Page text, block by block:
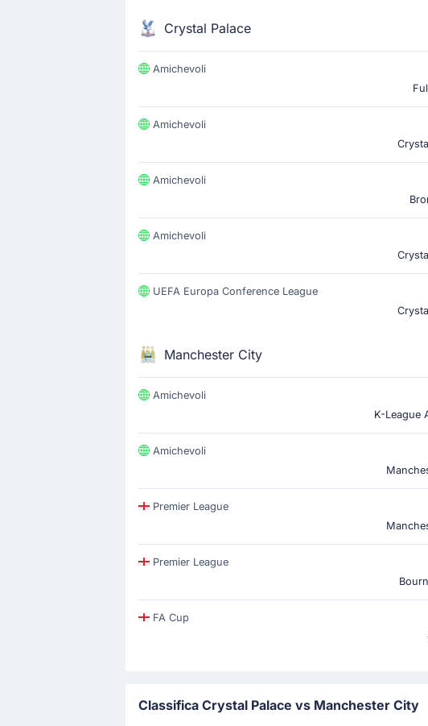
Crystal Palace
Amichevoli
Amichevoli
Amichevoli
Amichevoli
UEFA Europa Conference League
Manchester City
Amichevoli
K-League
Amichevoli
Premier League
Premier League
FA Cup
Classifica Crystal Palace vs Manchester City